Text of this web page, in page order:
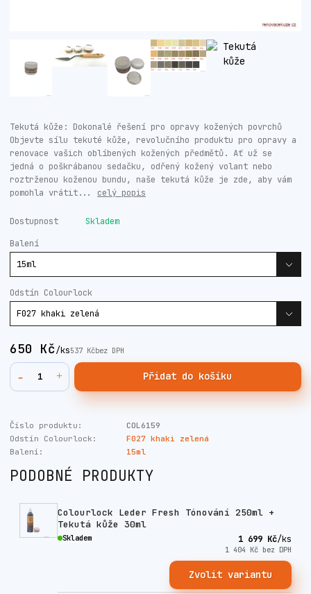
Tekutá kůže: Dokonalé řešení pro opravy kožených povrchů
Objevte sílu tekuté kůže, revolučního produktu pro opravy a
renovace vašich oblíbených kožených předmětů. Ať už se
jedná o poškrábanou sedačku, odřený kožený volant nebo
roztrženou koženou bundu, naše tekutá kůže je zde, aby vám
pomohla vrátit... celý popis
Dostupnost Skladem
Balení
Odstín Colourlock
650 Kč/ks537 Kčbez DPH
Přidat do košíku
Číslo produktu:
COL6159
Odstín Colourlock:
F027 khaki zelená
Balení:
15ml
PODOBNÉ PRODUKTY
Colourlock Leder Fresh Tónování 250ml +
Tekutá kůže 30ml
1 699 Kč/ks
1 404 Kč bez DPH
Skladem
Zvolit variantu